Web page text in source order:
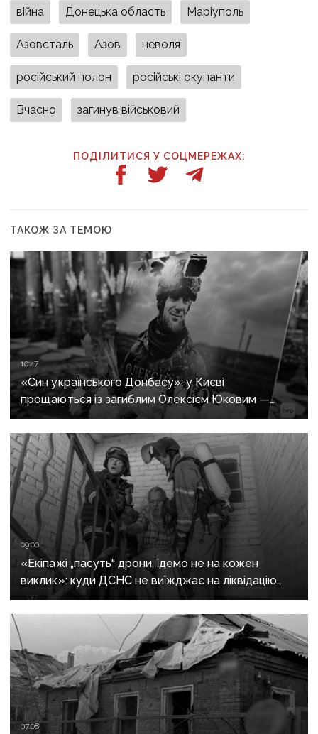
війна Донецька область Маріуполь
Азовсталь Азов неволя
російський полон російські окупанти
Вчасно загинув військовий
ПОДІЛИТИСЯ У СОЦМЕРЕЖАХ:
ТАКОЖ ЗА ТЕМОЮ
10:47
«Син українського Донбасу»: у Києві
прощаються із загиблим Олексієм Юковим —
пошуковцем загону «Плацдарм»
09:00
«Екіпажі „пасуть“ дрони, їдемо не на кожен
виклик»: куди ДСНС не виїжджає на ліквідацію
надзвичайних ситуацій у Краматорську
та Слов’янську
07:08